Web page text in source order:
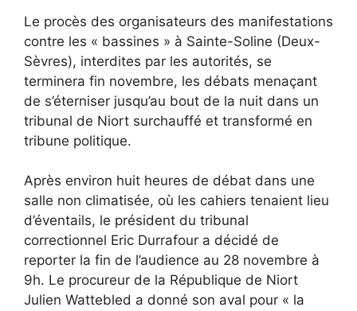
Le procès des organisateurs des manifestations
contre les « bassines » à Sainte-Soline (Deux-
Sèvres), interdites par les autorités, se
terminera fin novembre, les débats menaçant
de s’éterniser jusqu’au bout de la nuit dans un
tribunal de Niort surchauffé et transformé en
tribune politique.
Après environ huit heures de débat dans une
salle non climatisée, où les cahiers tenaient lieu
d’éventails, le président du tribunal
correctionnel Eric Durrafour a décidé de
reporter la fin de l’audience au 28 novembre à
9h. Le procureur de la République de Niort
Julien Wattebled a donné son aval pour « la